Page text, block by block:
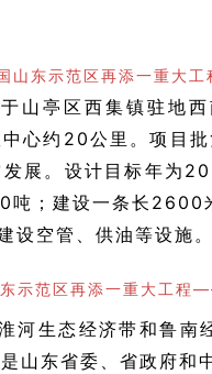
山亭区西集镇驻地
心约20公里。项目
展。设计目标年为
吨；建设一条长
设空管、供油等设施。
河生态经济带和鲁南
山东省委、省政府